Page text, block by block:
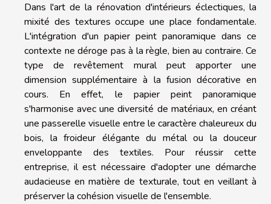
Dans l'art de la rénovation d'intérieurs éclectiques, la
mixité des textures occupe une place fondamentale.
L'intégration d'un papier peint panoramique dans ce
contexte ne déroge pas à la règle, bien au contraire. Ce
type de revêtement mural peut apporter une
dimension supplémentaire à la fusion décorative en
cours. En effet, le papier peint panoramique
s'harmonise avec une diversité de matériaux, en créant
une passerelle visuelle entre le caractère chaleureux du
bois, la froideur élégante du métal ou la douceur
enveloppante des textiles. Pour réussir cette
entreprise, il est nécessaire d'adopter une démarche
audacieuse en matière de texturale, tout en veillant à
préserver la cohésion visuelle de l'ensemble.